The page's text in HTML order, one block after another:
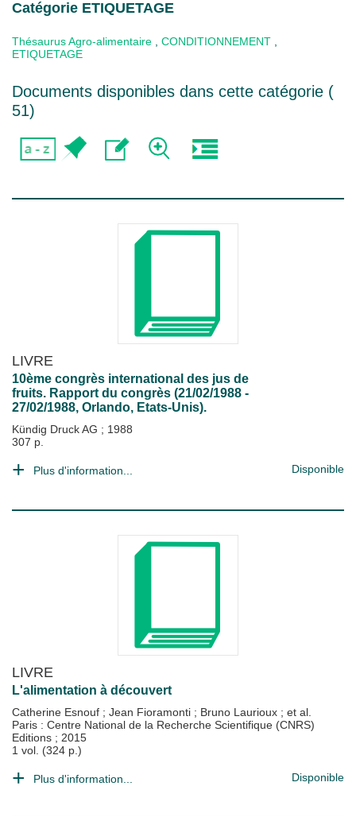
Catégorie ETIQUETAGE
Thésaurus Agro-alimentaire CONDITIONNEMENT
ETIQUETAGE
Documents disponibles dans cette catégorie (
51)
LIVRE
10ème congrès international des jus de
fruits. Rapport du congrès (21/02/1988 -
27/02/1988, Orlando, Etats-Unis).
Kündig Druck AG ; 1988
307 p.
Plus d'information... Disponible
LIVRE
L'alimentation à découvert
Catherine Esnouf ; Jean Fioramonti ; Bruno Laurioux ; et al.
Paris : Centre National de la Recherche Scientifique (CNRS)
Editions ; 2015
1 vol. (324 p.)
Plus d'information... Disponible